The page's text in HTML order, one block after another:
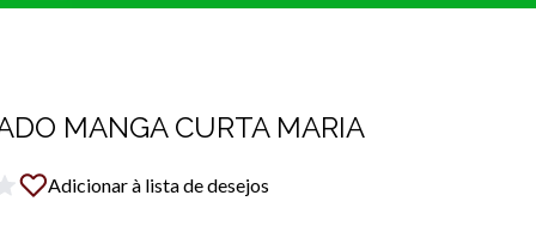
MANGA CURTA MARIA
Adicionar à lista de desejos